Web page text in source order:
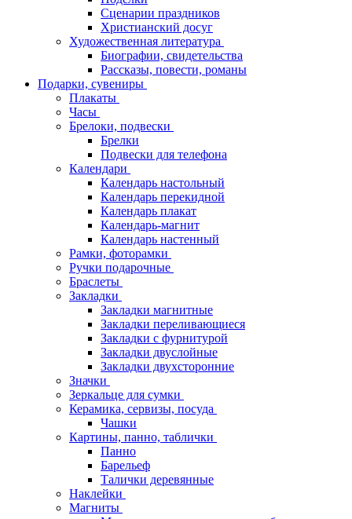
Сценарии праздников
Христианский досуг
Художественная литература
Биографии, свидетельства
Рассказы, повести, романы
Подарки, сувениры
Плакаты
Часы
Брелоки, подвески
Брелки
Подвески для телефона
Календари
Календарь настольный
Календарь перекидной
Календарь плакат
Календарь-магнит
Календарь настенный
Рамки, фоторамки
Ручки подарочные
Браслеты
Закладки
Закладки магнитные
Закладки переливающиеся
Закладки с фурнитурой
Закладки двуслойные
Закладки двухсторонние
Значки
Зеркальце для сумки
Керамика, сервизы, посуда
Чашки
Картины, панно, таблички
Панно
Барельеф
Талички деревянные
Наклейки
Магниты